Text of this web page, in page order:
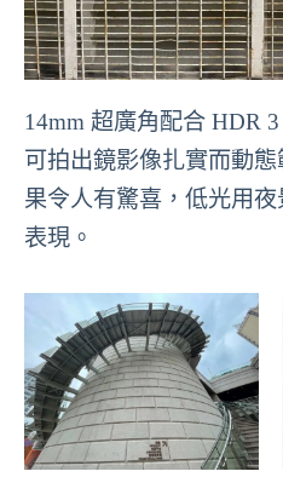
14mm 超廣角配合 HDR
可拍出鏡影像扎實而動
果令人有驚喜，低光用
表現。